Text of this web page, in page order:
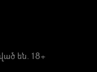
են. 18+